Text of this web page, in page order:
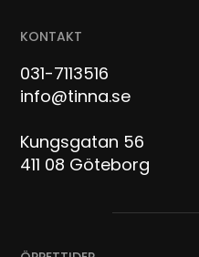
KONTAKT
031-7113516
info@tinna.se
Kungsgatan 56
411 08 Göteborg